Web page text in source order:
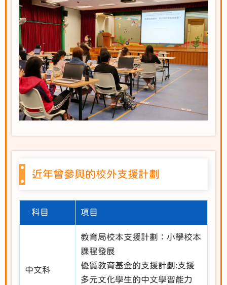
近年曾參與的校外支援計劃
科目 項目
中文科
教育局校本支援計劃：小學校本
課程發展
優質教育基金的支援計劃:支援
多元文化學生的中文學習能力